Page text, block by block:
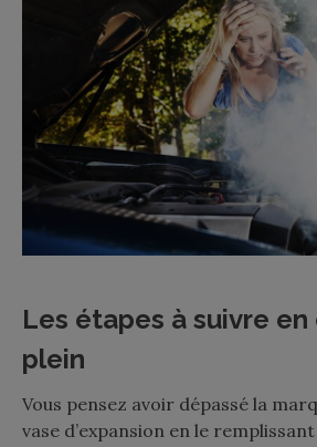
Les étapes à suivre
plein
Vous pensez avoir dépassé la
vase d’expansion en le